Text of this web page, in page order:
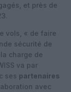
et près de
vols, « de faire
sécurité de
charge de
va par
ses partenaires
avec